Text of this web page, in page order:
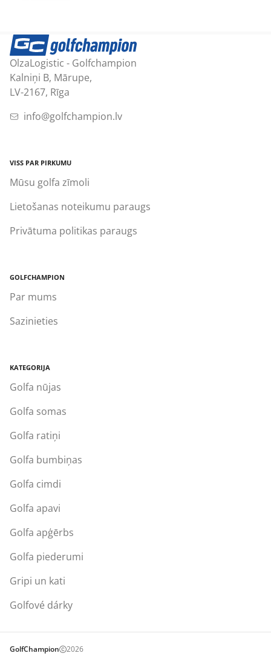
OlzaLogistic - Golfchampion
Kalniņi B, Mārupe,
LV-2167, Rīga
info@golfchampion.lv
VISS PAR PIRKUMU
Mūsu golfa zīmoli
Lietošanas noteikumu paraugs
Privātuma politikas paraugs
GOLFCHAMPION
Par mums
Sazinieties
KATEGORIJA
Golfa nūjas
Golfa somas
Golfa ratiņi
Golfa bumbiņas
Golfa cimdi
Golfa apavi
Golfa apģērbs
Golfa piederumi
Gripi un kati
Golfové dárky
GolfChampion 2026